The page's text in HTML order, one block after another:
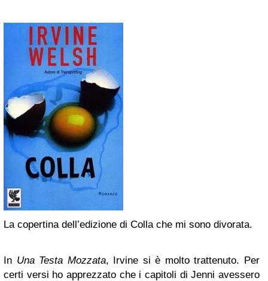
La copertina dell’edizione di Colla che mi sono divorata.
In Una Testa Mozzata, Irvine si è molto trattenuto. Per
certi versi ho apprezzato che i capitoli di Jenni avessero